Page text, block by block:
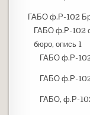
ГАБО ф.Р-102
ГАБО ф.Р-102
бюро, опись 1
ГАБО ф.Р-
ГАБО ф.Р-
ГАБО, ф.Р-